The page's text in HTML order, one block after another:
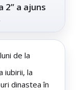
2” a ajuns
de la
iubirii, la
dinastea în